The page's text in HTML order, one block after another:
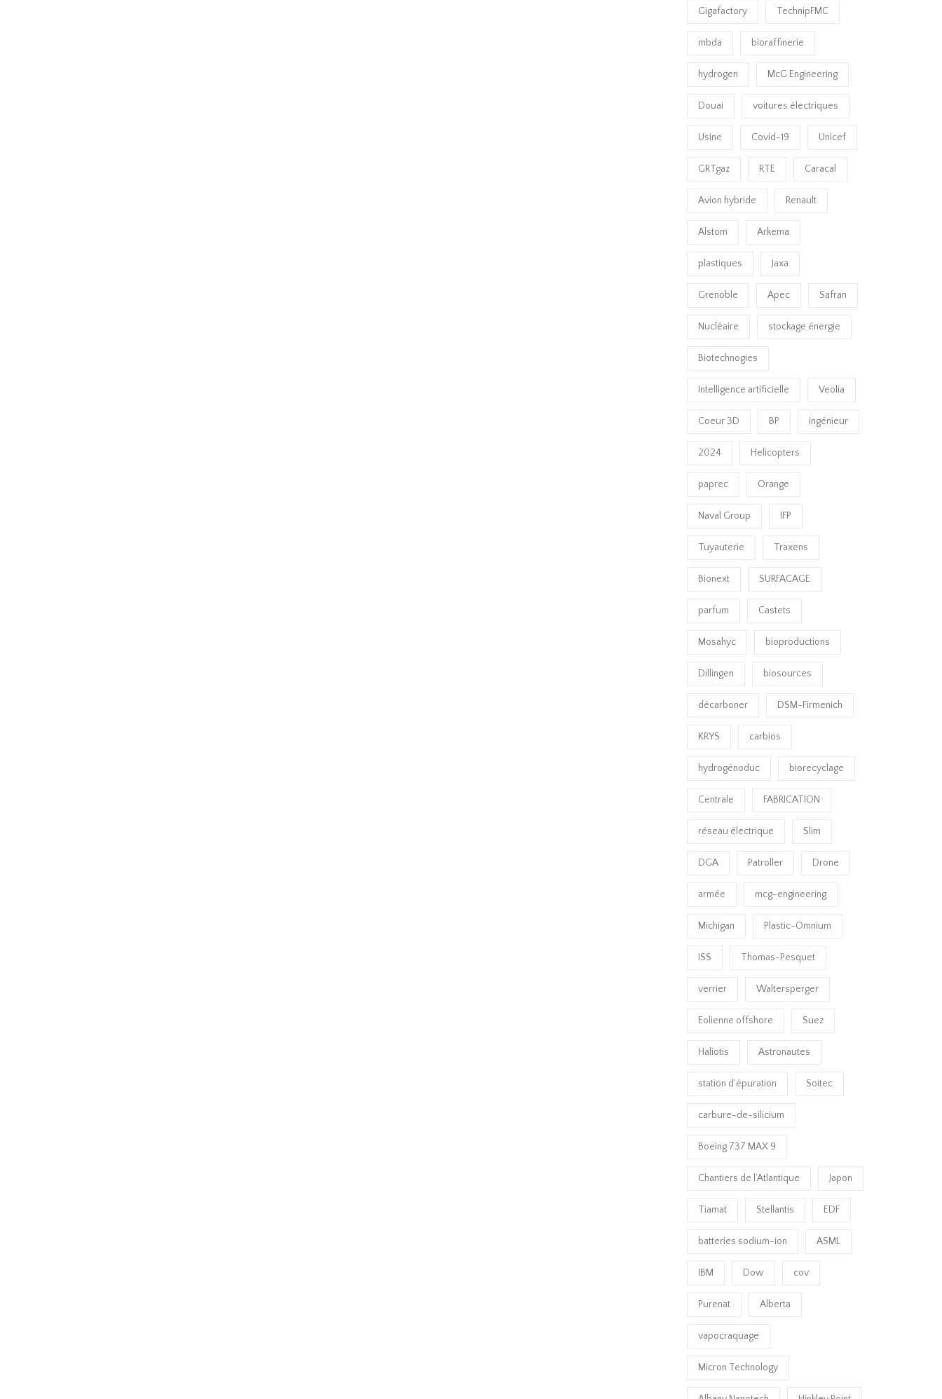
Gigafactory TechnipFMC
mbda bioraffinerie
hydrogen McG Engineering
Douai voitures électriques
Usine Covid-19 Unicef
GRTgaz RTE Caracal
Avion hybride Renault
Alstom Arkema
plastiques Jaxa
Grenoble Apec Safran
Nucléaire stockage énergie
Biotechnogies
Intelligence artificielle Veolia
Coeur 3D BP ingénieur
2024 Helicopters
paprec Orange
Naval Group IFP
Tuyauterie Traxens
Bionext SURFACAGE
parfum Castets
Mosahyc bioproductions
Dillingen biosources
décarboner DSM-Firmenich
KRYS carbios
hydrogénoduc biorecyclage
Centrale FABRICATION
réseau électrique Slim
DGA Patroller Drone
armée mcg-engineering
Michigan Plastic-Omnium
ISS Thomas-Pesquet
verrier Waltersperger
Eolienne offshore Suez
Haliotis Astronautes
station d’épuration Soitec
carbure-de-silicium
Boeing 737 MAX 9
Chantiers de l’Atlantique Japon
Tiamat Stellantis EDF
batteries sodium-ion ASML
IBM Dow cov
Purenat Alberta
vapocraquage
Micron Technology